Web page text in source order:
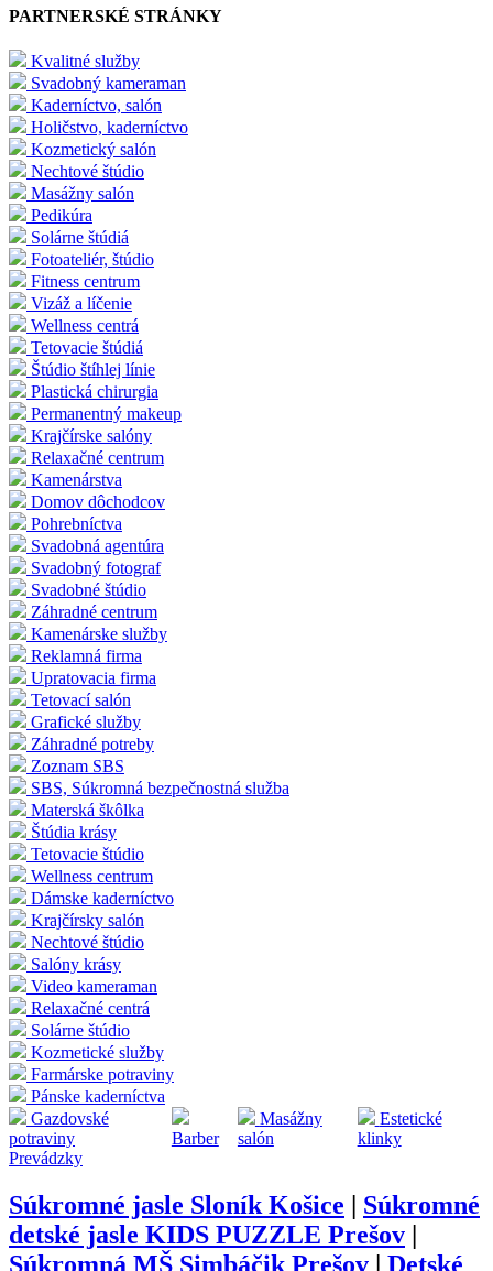
PARTNERSKÉ STRÁNKY
Kvalitné služby
Svadobný kameraman
Kaderníctvo, salón
Holičstvo, kaderníctvo
Kozmetický salón
Nechtové štúdio
Masážny salón
Pedikúra
Solárne štúdiá
Fotoateliér, štúdio
Fitness centrum
Vizáž a líčenie
Wellness centrá
Tetovacie štúdiá
Štúdio štíhlej línie
Plastická chirurgia
Permanentný makeup
Krajčírske salóny
Relaxačné centrum
Kamenárstva
Domov dôchodcov
Pohrebníctva
Svadobná agentúra
Svadobný fotograf
Svadobné štúdio
Záhradné centrum
Kamenárske služby
Reklamná firma
Upratovacia firma
Tetovací salón
Grafické služby
Záhradné potreby
Zoznam SBS
SBS, Súkromná bezpečnostná služba
Materská škôlka
Štúdia krásy
Tetovacie štúdio
Wellness centrum
Dámske kaderníctvo
Krajčírsky salón
Nechtové štúdio
Salóny krásy
Video kameraman
Relaxačné centrá
Solárne štúdio
Kozmetické služby
Farmárske potraviny
Pánske kaderníctva
Gazdovské
potraviny
Barber
Masážny
salón
Estetické
klinky
Prevádzky
Súkromné jasle Sloník Košice
Súkromné
detské jasle KIDS PUZZLE Prešov
Súkromná MŠ Simbáčik Prešov
Detské